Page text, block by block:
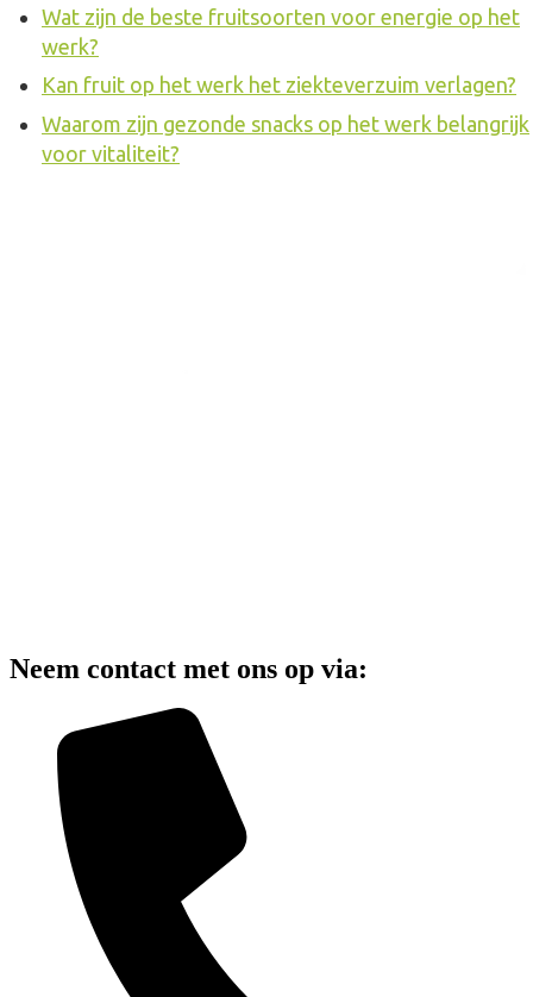
Wat zijn de beste fruitsoorten voor energie op het
werk?
Kan fruit op het werk het ziekteverzuim verlagen?
Waarom zijn gezonde snacks op het werk belangrijk
voor vitaliteit?
Neem contact met ons op via: